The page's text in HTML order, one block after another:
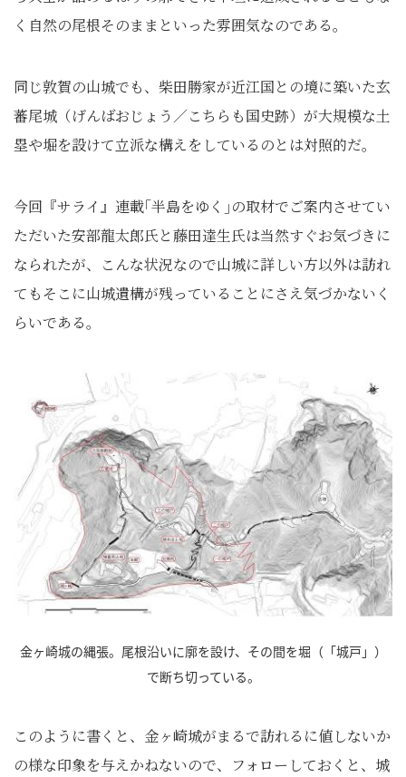
く自然の尾根そのままといった雰囲気なのである。
同じ敦賀の山城でも、柴田勝家が近江国との境に築いた玄
蕃尾城（げんばおじょう／こちらも国史跡）が大規模な土
塁や堀を設けて立派な構えをしているのとは対照的だ。
今回『サライ』連載｢半島をゆく｣の取材でご案内させてい
ただいた安部龍太郎氏と藤田達生氏は当然すぐお気づきに
なられたが、こんな状況なので山城に詳しい方以外は訪れ
てもそこに山城遺構が残っていることにさえ気づかないく
らいである。
金ヶ崎城の縄張。尾根沿いに廓を設け、その間を堀（「城戸」）
で断ち切っている。
このように書くと、金ヶ崎城がまるで訪れるに値しないか
の様な印象を与えかねないので、フォローしておくと、城